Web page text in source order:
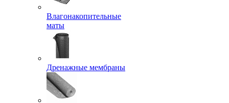
Влагонакопительные
маты
Дренажные мембраны